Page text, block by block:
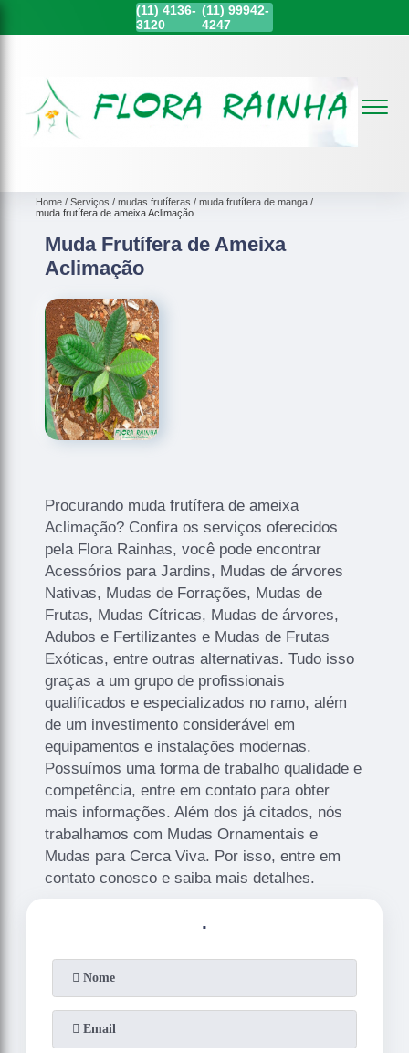
(11) 4136-
3120
(11)99942-
4247
Home Serviços mudas frutíferas
muda frutífera de manga
muda frutífera de ameixa Aclimação
Muda Frutífera de Ameixa
Aclimação
Procurando muda frutífera de ameixa
Aclimação? Confira os serviços oferecidos
pela Flora Rainhas, você pode encontrar
Acessórios para Jardins, Mudas de árvores
Nativas, Mudas de Forrações, Mudas de
Frutas, Mudas Cítricas, Mudas de árvores,
Adubos e Fertilizantes e Mudas de Frutas
Exóticas, entre outras alternativas. Tudo isso
graças a um grupo de profissionais
qualificados e especializados no ramo, além
de um investimento considerável em
equipamentos e instalações modernas.
Possuímos uma forma de trabalho qualidade e
competência, entre em contato para obter
mais informações. Além dos já citados, nós
trabalhamos com Mudas Ornamentais e
Mudas para Cerca Viva. Por isso, entre em
contato conosco e saiba mais detalhes.
.